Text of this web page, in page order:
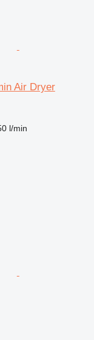
Air Dryer
l/min